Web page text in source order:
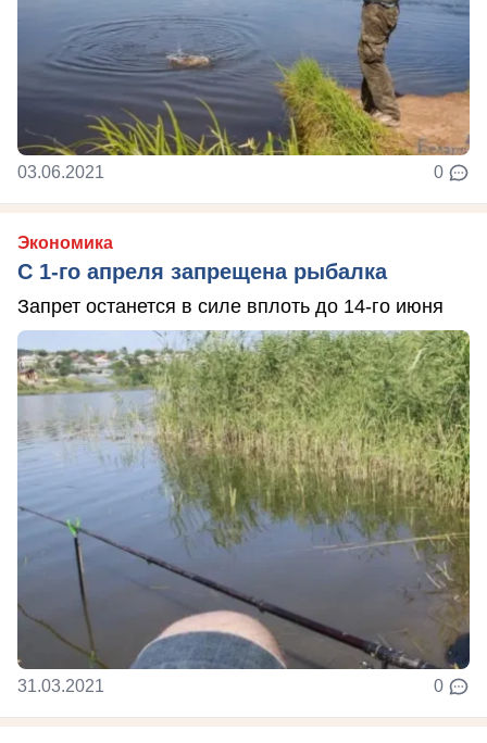
03.06.2021 0
Экономика
С 1-го апреля запрещена рыбалка
Запрет останется в силе вплоть до 14-го июня
31.03.2021 0